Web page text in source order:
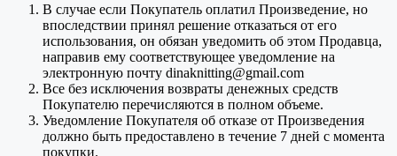
В случае если Покупатель оплатил Произведение, но
впоследствии принял решение отказаться от его
использования, он обязан уведомить об этом Продавца,
направив ему соответствующее уведомление на
электронную почту dinaknitting@gmail.com
Все без исключения возвраты денежных средств
Покупателю перечисляются в полном объеме.
Уведомление Покупателя об отказе от Произведения
должно быть предоставлено в течение 7 дней с момента
покупки.